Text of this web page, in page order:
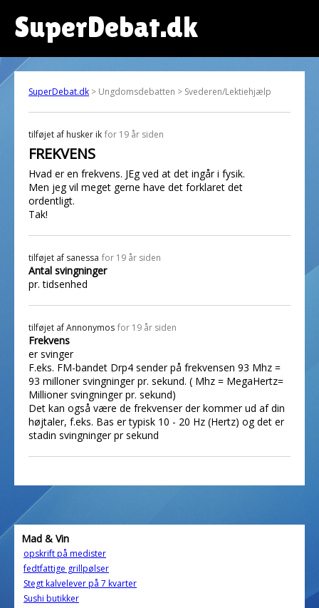
SuperDebat.dk
SuperDebat.dk > Ungdomsdebatten > Svederen/Lektiehjælp
tilføjet af husker ik for 19 år siden
FREKVENS
Hvad er en frekvens. JEg ved at det ingår i fysik.
Men jeg vil meget gerne have det forklaret det
ordentligt.
Tak!
tilføjet af sanessa for 19 år siden
Antal svingninger
pr. tidsenhed
tilføjet afAnnonymos for 19 år siden
Frekvens
er svinger
F.eks. FM-bandet Drp4 sender på frekvensen 93 Mhz =
93 milloner svingninger pr. sekund. ( Mhz = MegaHertz=
Millioner svingninger pr. sekund)
Det kan også være de frekvenser der kommer ud af din
højtaler, f.eks. Bas er typisk 10 - 20 Hz (Hertz) og det er
stadin svingninger pr sekund
Mad & Vin
opskrift på medister
fedtfattige grillpølser
Stegt kalvelever på 7 kvarter
Sushi butikker